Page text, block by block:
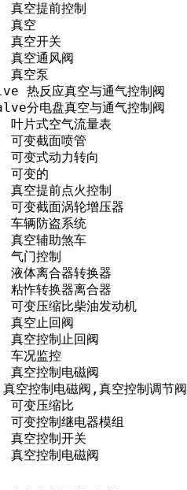
提前控制
空
开关
通风阀
空泵
反应真空与通气控制阀
电盘真空与通气控制阀
空气流量表
截面喷管
式动力转向
变的
提前点火控制
面涡轮增压器
防盗系统
辅助煞车
控制
离合器转换器
转换器离合器
压缩比柴油发动机
止回阀
控制止回阀
况监控
控制电磁阀
制电磁阀,真空控制调节阀
压缩比
控制继电器模组
控制开关
控制电磁阀